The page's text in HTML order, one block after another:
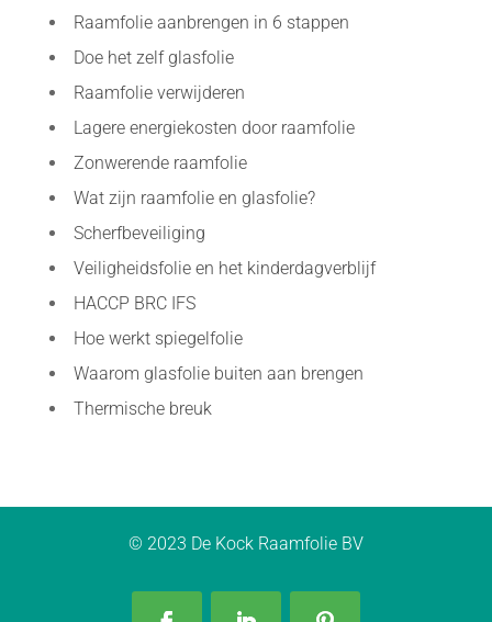
Raamfolie aanbrengen in 6 stappen
Doe het zelf glasfolie
Raamfolie verwijderen
Lagere energiekosten door raamfolie
Zonwerende raamfolie
Wat zijn raamfolie en glasfolie?
Scherfbeveiliging
Veiligheidsfolie en het kinderdagverblijf
HACCP BRC IFS
Hoe werkt spiegelfolie
Waarom glasfolie buiten aan brengen
Thermische breuk
© 2023 De Kock Raamfolie BV